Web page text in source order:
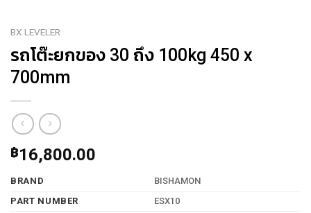
BX LEVELER
รถโต๊ะยกของ 30 ถึง 100kg 450 x
700mm
฿16,800.00
BRAND
BISHAMON
PART NUMBER
ESX10